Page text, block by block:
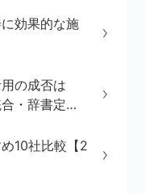
効果的な施
の成否は
・辞書定
10社比較【2